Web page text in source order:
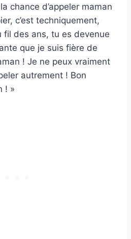
chance d’appeler maman
c’est techniquement,
fil des ans, tu es devenue
que je suis fière de
! Je ne peux vraiment
autrement ! Bon
! »